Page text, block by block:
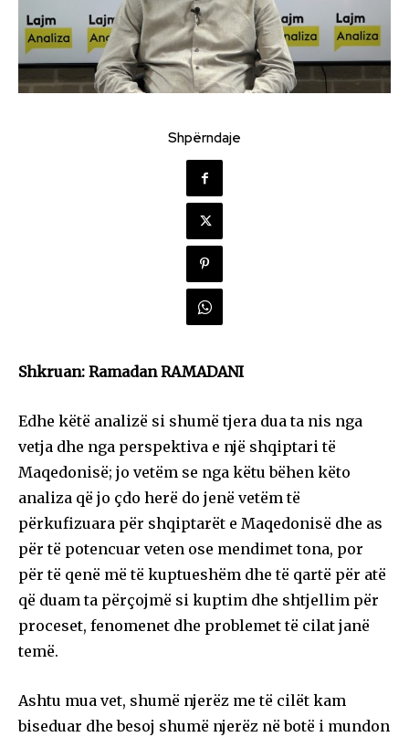
Shpërndaje
Shkruan: Ramadan RAMADANI
Edhe këtë analizë si shumë tjera dua ta nis nga
vetja dhe nga perspektiva e një shqiptari të
Maqedonisë; jo vetëm se nga këtu bëhen këto
analiza që jo çdo herë do jenë vetëm të
përkufizuara për shqiptarët e Maqedonisë dhe as
për të potencuar veten ose mendimet tona, por
për të qenë më të kuptueshëm dhe të qartë për atë
që duam ta përçojmë si kuptim dhe shtjellim për
proceset, fenomenet dhe problemet të cilat janë
temë.
Ashtu mua vet, shumë njerëz me të cilët kam
biseduar dhe besoj shumë njerëz në botë i mundon